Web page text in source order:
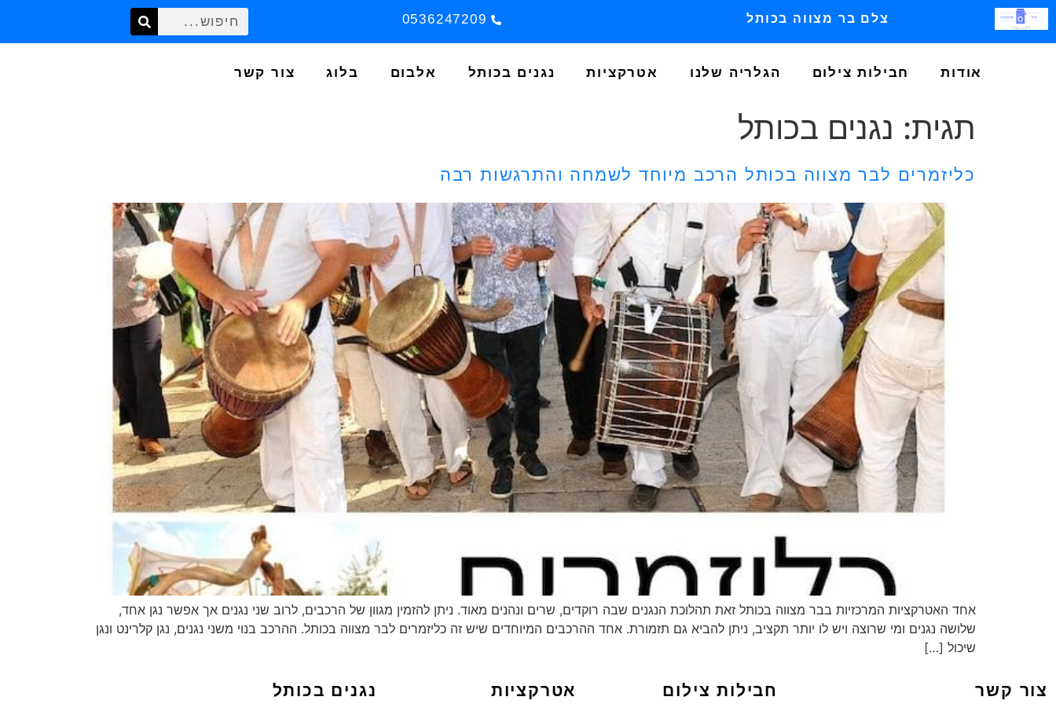
צלם בר מצווה בכותל 0536247209
אודות חבילות צילום הגלריה שלנו אטרקציות נגנים בכותל אלבום בלוג צור קשר
תגית: נגנים בכותל
כליזמרים לבר מצווה בכותל הרכב מיוחד לשמחה והתרגשות רבה
אחד האטרקציות המרכזיות בבר מצווה בכותל זאת תהלוכת הנגנים שבה רוקדים, שרים ונהנים מאוד. ניתן להזמין מגוון של הרכבים, לרוב שני נגנים אך אפשר נגן אחד,
שלושה נגנים ומי שרוצה ויש לו יותר תקציב, ניתן להביא גם תזמורת. אחד ההרכבים המיוחדים שיש זה כליזמרים לבר מצווה בכותל. ההרכב בנוי משני נגנים, נגן קלרינט ונגן
שיכול […]
צור קשר חבילות צילום אטרקציות נגנים בכותל